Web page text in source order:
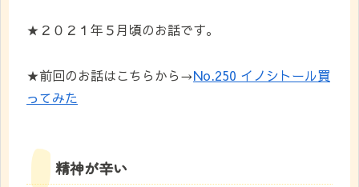
★２０２１年５月頃のお話です。
★前回のお話はこちらから→No.250 イノシトール買
ってみた
精神が辛い